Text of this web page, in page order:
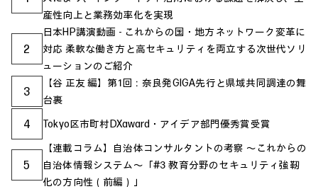
産性向上と業務効率化を実現
2
日本HP講演動画 - これからの国・地方ネットワーク変革に
対応 柔軟な働き方と高セキュリティを両立する次世代ソリ
ューションのご紹介
3
【谷 正友 編】第1回：奈良発GIGA先行と県域共同調達の舞
台裏
4 Tokyo区市町村DXaward・アイデア部門優秀賞受賞
5
【連載コラム】自治体コンサルタントの考察 ～これからの
自治体情報システム～「#3 教育分野のセキュリティ強靭
化の方向性（前編）」